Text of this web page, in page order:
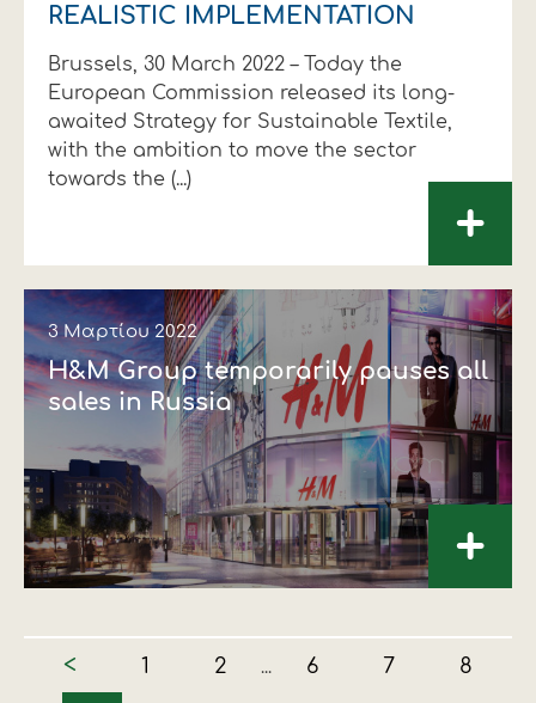
REALISTIC IMPLEMENTATION
Brussels, 30 March 2022 – Today the
European Commission released its long-
awaited Strategy for Sustainable Textile,
with the ambition to move the sector
towards the (...)
+
3 Μαρτίου 2022
H&M Group temporarily pauses all
sales in Russia
+
< 1 2 ... 6 7 8